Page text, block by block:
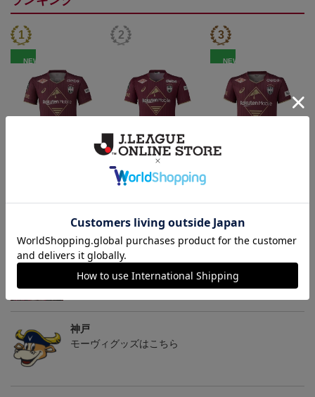
NEW
26/27_【オーセン】ユニ
フォーム（1st）
36,500円
NEW
トピックス
神戸
神戸
モーヴィグッズはこちら